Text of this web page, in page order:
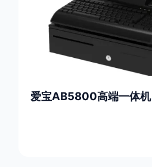
爱宝AB5800高端一体机